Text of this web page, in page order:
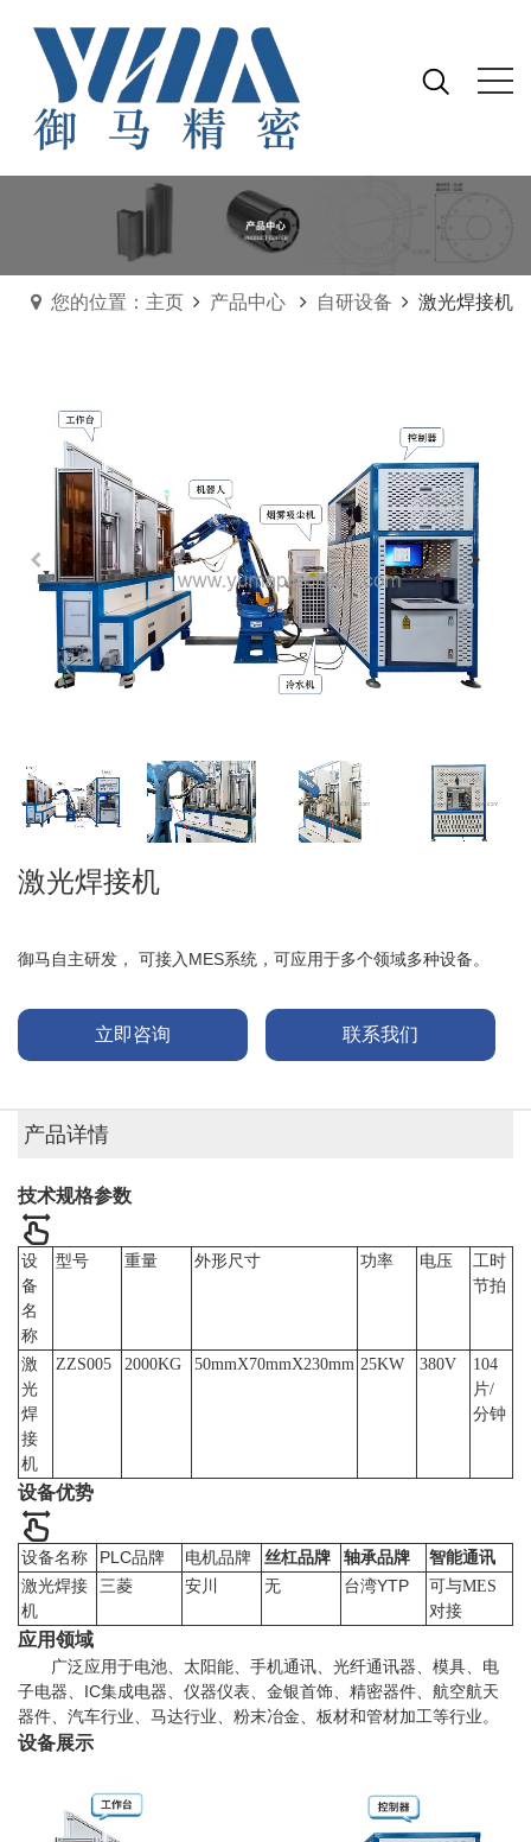
您的位置：主页 产品中心 自研设备 激光焊接机
激光焊接机
御马自主研发， 可接入MES系统，可应用于多个领域多种设备。
立即咨询 联系我们
产品详情
技术规格参数
设
备
名
称
型号 重量 外形尺寸 功率 电压
工时
节拍
激
光
焊
接
机
ZZS005 2000KG 50mmX70mmX230mm 25KW 380V
104
片/
分钟
设备优势
设备名称 PLC品牌 电机品牌 丝杠品牌 轴承品牌
智能通讯
激光焊接
机
三菱 安川 无 台湾YTP
可与MES
对接
应用领域
广泛应用于电池、太阳能、手机通讯、光纤通讯器、模具、电
子电器、 IC集成电器、仪器仪表、金银首饰、精密器件、航空航天
器件、汽车行业、马达行业、粉末冶金、板材和管材加工等行业。
设备展示